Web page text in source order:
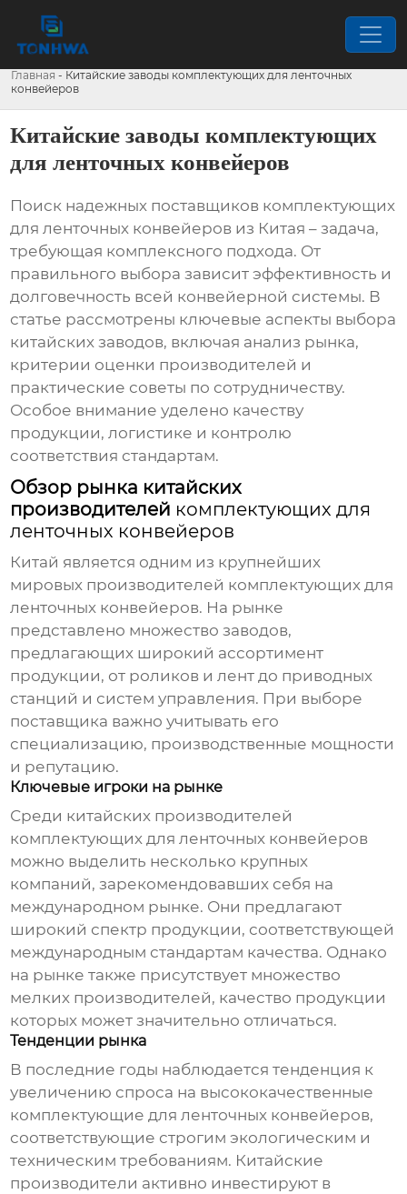
Главная - Китайские заводы комплектующих для ленточных
конвейеров
Китайские заводы комплектующих
для ленточных конвейеров
Поиск надежных поставщиков комплектующих
для ленточных конвейеров из Китая – задача,
требующая комплексного подхода. От
правильного выбора зависит эффективность и
долговечность всей конвейерной системы. В
статье рассмотрены ключевые аспекты выбора
китайских заводов, включая анализ рынка,
критерии оценки производителей и
практические советы по сотрудничеству.
Особое внимание уделено качеству
продукции, логистике и контролю
соответствия стандартам.
Обзор рынка китайских
производителей комплектующих для
ленточных конвейеров
Китай является одним из крупнейших
мировых производителей комплектующих для
ленточных конвейеров. На рынке
представлено множество заводов,
предлагающих широкий ассортимент
продукции, от роликов и лент до приводных
станций и систем управления. При выборе
поставщика важно учитывать его
специализацию, производственные мощности
и репутацию.
Ключевые игроки на рынке
Среди китайских производителей
комплектующих для ленточных конвейеров
можно выделить несколько крупных
компаний, зарекомендовавших себя на
международном рынке. Они предлагают
широкий спектр продукции, соответствующей
международным стандартам качества. Однако
на рынке также присутствует множество
мелких производителей, качество продукции
которых может значительно отличаться.
Тенденции рынка
В последние годы наблюдается тенденция к
увеличению спроса на высококачественные
комплектующие для ленточных конвейеров,
соответствующие строгим экологическим и
техническим требованиям. Китайские
производители активно инвестируют в